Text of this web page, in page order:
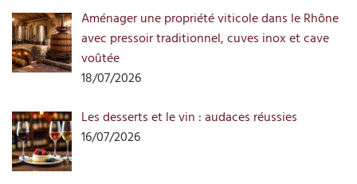
Aménager une propriété viticole dans le Rhône
avec pressoir traditionnel, cuves inox et cave
voûtée
18/07/2026
Les desserts et le vin : audaces réussies
16/07/2026